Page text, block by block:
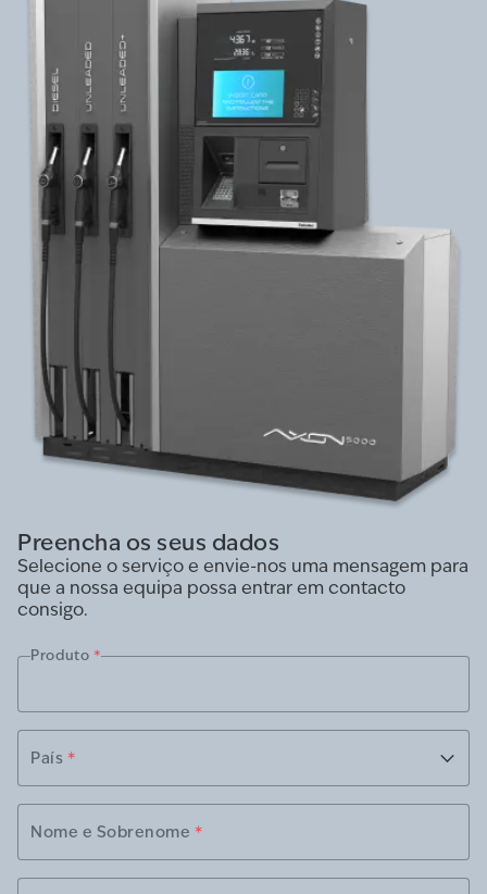
Preencha os seus dados
Selecione o serviço e envie-nos uma mensagem para
que a nossa equipa possa entrar em contacto
consigo.
Produto *
País *
Nome e Sobrenome *